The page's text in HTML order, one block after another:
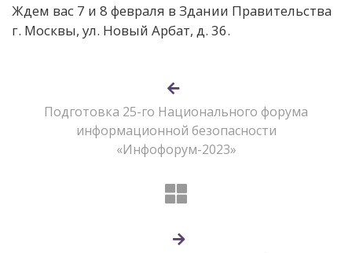
Ждем вас 7 и 8 февраля в Здании Правительства
г. Москвы, ул. Новый Арбат, д. 36.
Подготовка 25-го Национального форума
информационной безопасности
«Инфофорум-2023»